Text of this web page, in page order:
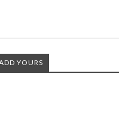
YOURS